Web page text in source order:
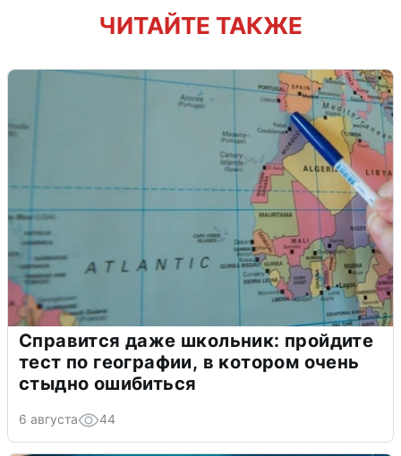
ЧИТАЙТЕ ТАКЖЕ
Справится даже школьник: пройдите
тест по географии, в котором очень
стыдно ошибиться
6 августа 44